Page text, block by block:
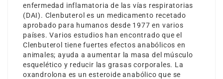
enfermedad inflamatoria de las vías respiratorias
(DAI). Clenbuterol es un medicamento recetado
aprobado para humanos desde 1977 en varios
países. Varios estudios han encontrado que el
Clenbuterol tiene fuertes efectos anabólicos en
animales; ayuda a aumentar la masa del músculo
esquelético y reducir las grasas corporales. La
oxandrolona es un esteroide anabólico que se